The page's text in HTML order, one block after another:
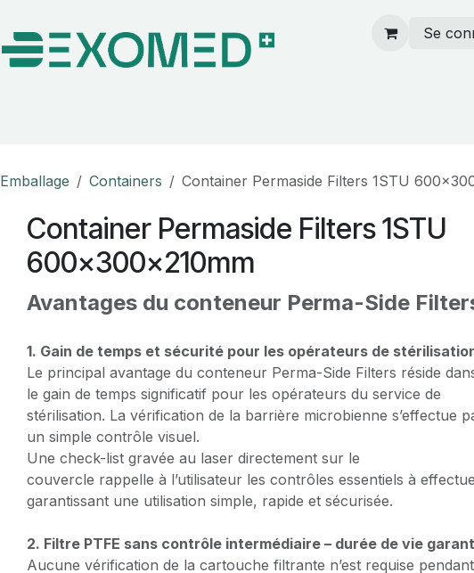
Se
Emballage Containers Container Permaside Filters 1STU
Container Permaside Filters 1STU
600x300x210mm
Avantages du conteneur Perma-Side
1. Gain de temps et sécurité pour les opérateurs de
Le principal avantage du conteneur Perma-Side Filters réside
le gain de temps significatif pour les opérateurs du service de
stérilisation. La vérification de la barrière microbienne s’effectue
un simple contrôle visuel.
Une check-list gravée au laser directement sur le
couvercle rappelle à l’utilisateur les contrôles essentiels à
garantissant une utilisation simple, rapide et sécurisée.
2. Filtre PTFE sans contrôle intermédiaire – durée de vie
Aucune vérification de la cartouche filtrante n’est requise pendant